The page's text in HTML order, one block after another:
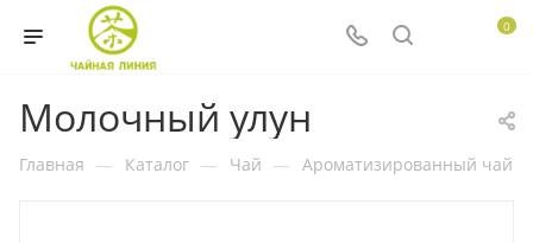
0
Молочный улун
Главная — Каталог — Чай — Ароматизированный чай